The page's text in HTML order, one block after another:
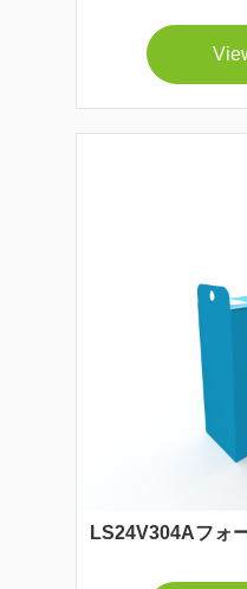
LS24V304Aフォ